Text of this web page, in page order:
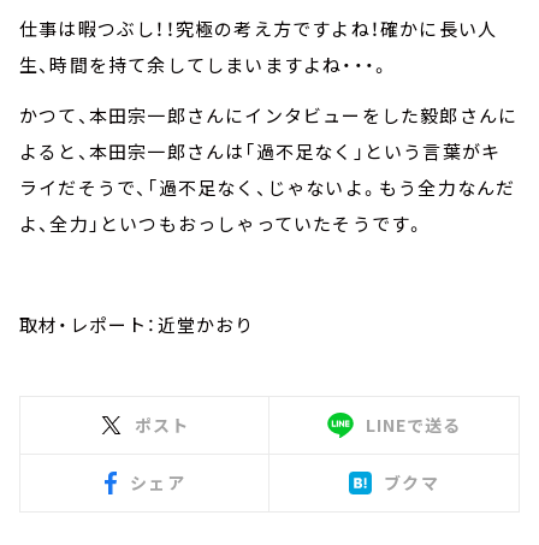
仕事は暇つぶし！！究極の考え方ですよね！確かに長い人
生、時間を持て余してしまいますよね・・・。
かつて、本田宗一郎さんにインタビューをした毅郎さんに
よると、本田宗一郎さんは「過不足なく」という言葉がキ
ライだそうで、「過不足なく、じゃないよ。もう全力なんだ
よ、全力」といつもおっしゃっていたそうです。
取材・レポート：近堂かおり
ポスト LINEで送る
シェア ブクマ